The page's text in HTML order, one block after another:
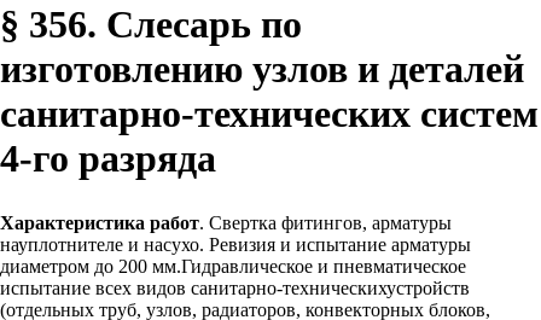
§ 356. Слесарь по
изготовлению узлов и деталей
санитарно-технических систем
4-го разряда
Характеристика работ. Свертка фитингов, арматуры
науплотнителе и насухо. Ревизия и испытание арматуры
диаметром до 200 мм.Гидравлическое и пневматическое
испытание всех видов санитарно-техническихустройств
(отдельных труб, узлов, радиаторов, конвекторных блоков,